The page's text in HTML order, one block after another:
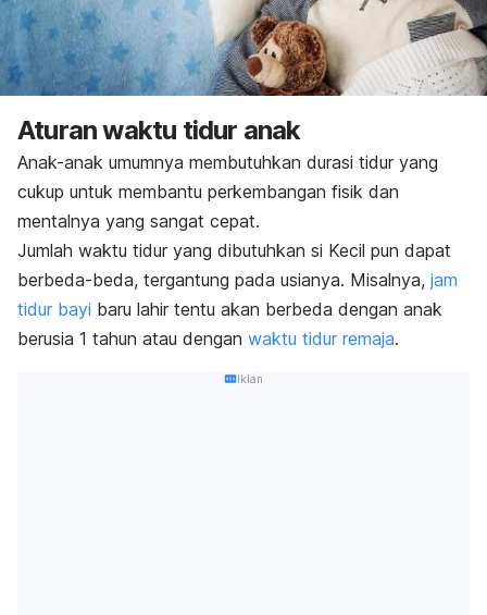
Aturan waktu tidur anak
Anak-anak umumnya membutuhkan durasi tidur yang
cukup untuk membantu perkembangan fisik dan
mentalnya yang sangat cepat.
Jumlah waktu tidur yang dibutuhkan si Kecil pun dapat
berbeda-beda, tergantung pada usianya. Misalnya, jam
tidur bayi baru lahir tentu akan berbeda dengan anak
berusia 1 tahun atau dengan waktu tidur remaja.
Iklan